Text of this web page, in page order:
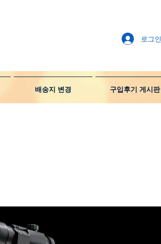
배송지 변경 구입후기 게시판
로그인